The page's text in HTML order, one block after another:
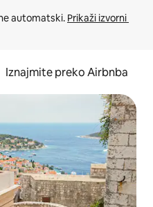
automatski. Prikaži izvorni
Iznajmite preko Airbnba